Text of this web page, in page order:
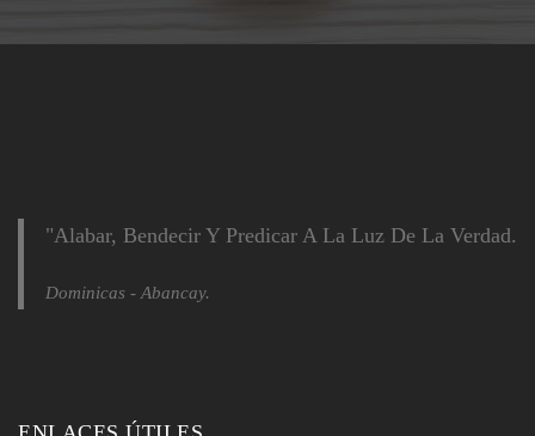
"Alabar, Bendecir Y Predicar A La Luz De La Verdad.
Dominicas - Abancay.